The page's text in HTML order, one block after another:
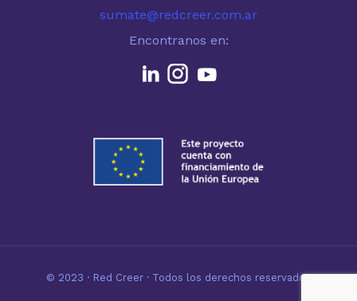
sumate@redcreer.com.ar
Encontranos en:
© 2023 · Red Creer · Todos los derechos reservados